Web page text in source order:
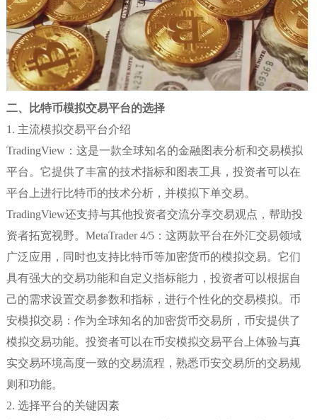
二、比特币模拟交易平台的选择
1. 主流模拟交易平台介绍
TradingView：这是一款全球知名的金融图表分析和交易模拟
平台。它提供了丰富的技术指标和图表工具，投资者可以在
平台上进行比特币的技术分析，并模拟下单交易。
TradingView还支持与其他投资者交流分享交易观点，帮助投
资者拓宽视野。MetaTrader 4/5：这两款平台在外汇交易领域
广泛应用，同时也支持比特币等加密货币的模拟交易。它们
具有强大的交易功能和自定义指标能力，投资者可以根据自
己的需求设置交易参数和指标，进行个性化的交易模拟。币
安模拟交易：作为全球知名的加密货币交易所，币安提供了
模拟交易功能。投资者可以在币安模拟交易平台上体验与真
实交易环境高度一致的交易流程，熟悉币安交易所的交易规
则和功能。
2. 选择平台的关键因素